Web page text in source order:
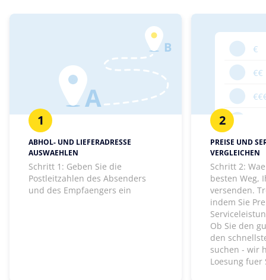
1
ABHOL- UND LIEFERADRESSE
AUSWAEHLEN
Schritt 1: Geben Sie die
Postleitzahlen des Absenders
und des Empfaengers ein
2
PREISE UND
VERGLEICHEN
Schritt 2:
besten Weg,
versenden.
indem Sie
Ob Sie den
den
suchen - wir
Loesung fuer